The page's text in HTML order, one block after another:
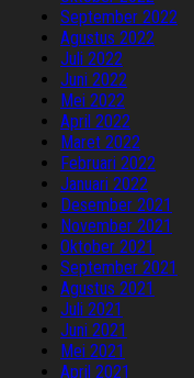
September 2022
Agustus 2022
Juli 2022
Juni 2022
Mei 2022
April 2022
Maret 2022
Februari 2022
Januari 2022
Desember 2021
November 2021
Oktober 2021
September 2021
Agustus 2021
Juli 2021
Juni 2021
Mei 2021
April 2021